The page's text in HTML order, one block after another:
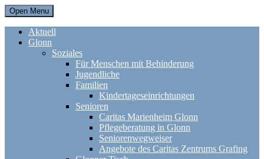
Open Menu
Aktuell
Glonn
Soziales
Für Menschen mit Behinderung
Jugendliche
Familien
Kindertageseinrichtungen
Senioren
Caritas Marienheim Glonn
Pflegeberatung in Glonn
Seniorenwegweiser
Angebote des Caritas Zentrums Grafing